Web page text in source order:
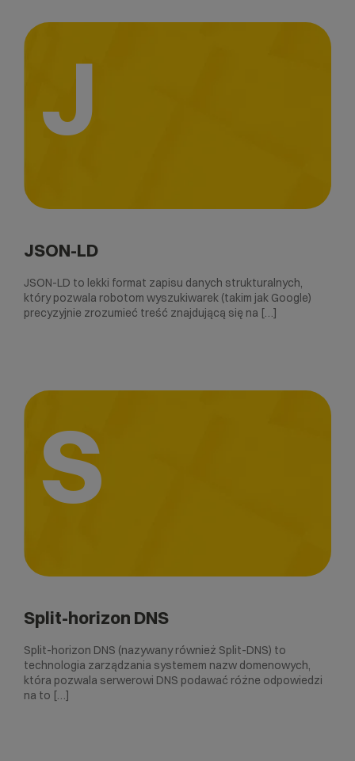
J
JSON-LD
JSON-LD to lekki format zapisu danych strukturalnych,
który pozwala robotom wyszukiwarek (takim jak Google)
precyzyjnie zrozumieć treść znajdującą się na […]
S
Split-horizon DNS
Split-horizon DNS (nazywany również Split-DNS) to
technologia zarządzania systemem nazw domenowych,
która pozwala serwerowi DNS podawać różne odpowiedzi
na to […]